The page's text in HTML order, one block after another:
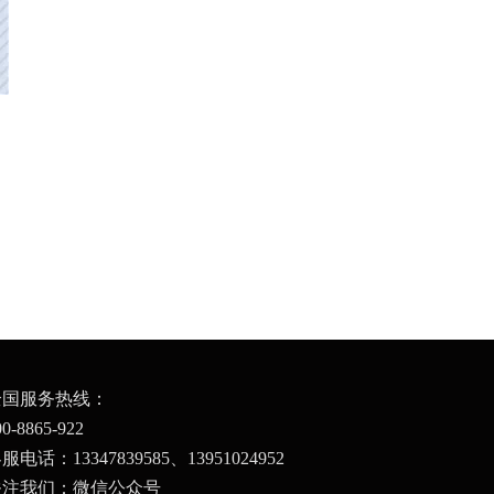
服务热线：
8865-922
电话：13347839585、 13951024952
我们：微信公众号